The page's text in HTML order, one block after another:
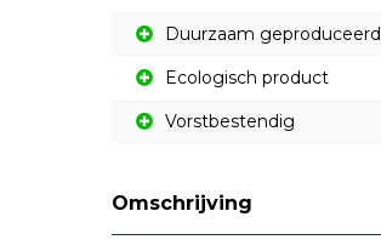
Duurzaam geproduceerd
Ecologisch product
Vorstbestendig
Omschrijving